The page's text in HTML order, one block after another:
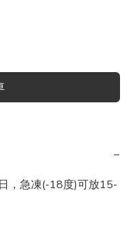
−
，急凍(-18度)可放15-